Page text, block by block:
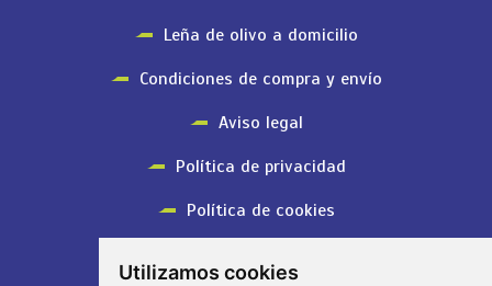
Utilizamos cookies
Leña de olivo a domicilio
Condiciones de compra y envío
Aviso legal
Política de privacidad
Política de cookies